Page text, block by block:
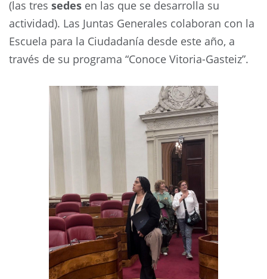
(las tres sedes en las que se desarrolla su
actividad). Las Juntas Generales colaboran con la
Escuela para la Ciudadanía desde este año, a
través de su programa “Conoce Vitoria-Gasteiz”.